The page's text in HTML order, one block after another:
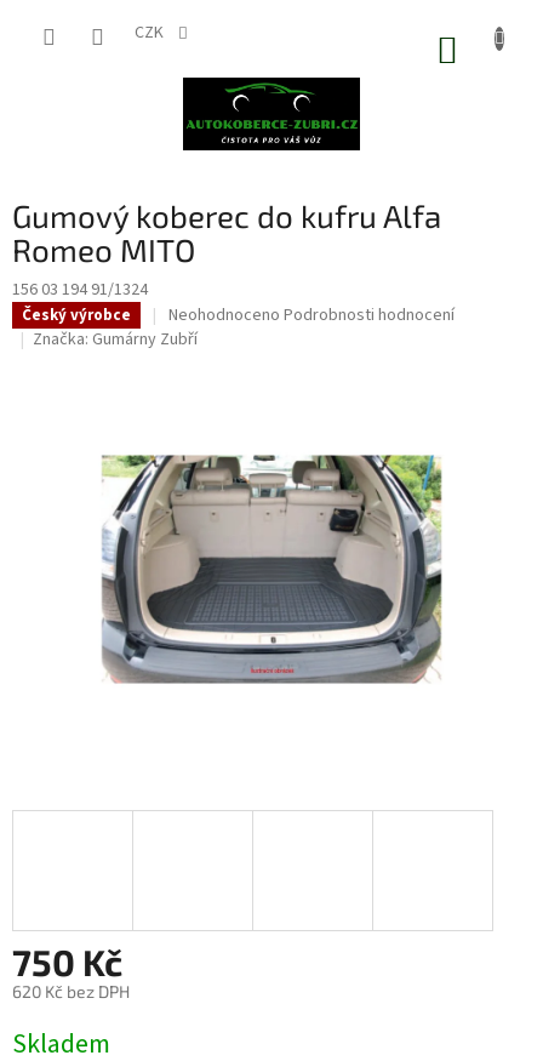
CZK
Gumový koberec do kufru Alfa
Romeo MITO
156 03 194 91/1324
Český výrobce
Průměrné
hodnocení
5
hvězdiček.
Neohodnoceno Podrobnosti hodnocení
Značka: Gumárny Zubří
750 Kč
620 Kč bez DPH
cena:
Skladem